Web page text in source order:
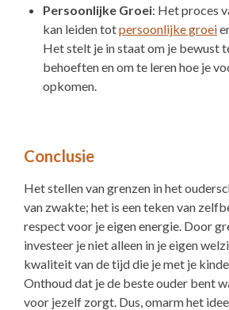
Persoonlijke Groei: Het proces
kan leiden totpersoonlijke groei
Het stelt je in staat om je bewust
behoeften en om te leren hoe je
opkomen.
Conclusie
Het stellen van grenzen in het
van zwakte; het is een teken van
respect voor je eigen energie. Door
investeer je niet alleen in je eigen
kwaliteit van de tijd die je met je
Onthoud dat je de beste ouder bent
voor jezelf zorgt. Dus, omarm het